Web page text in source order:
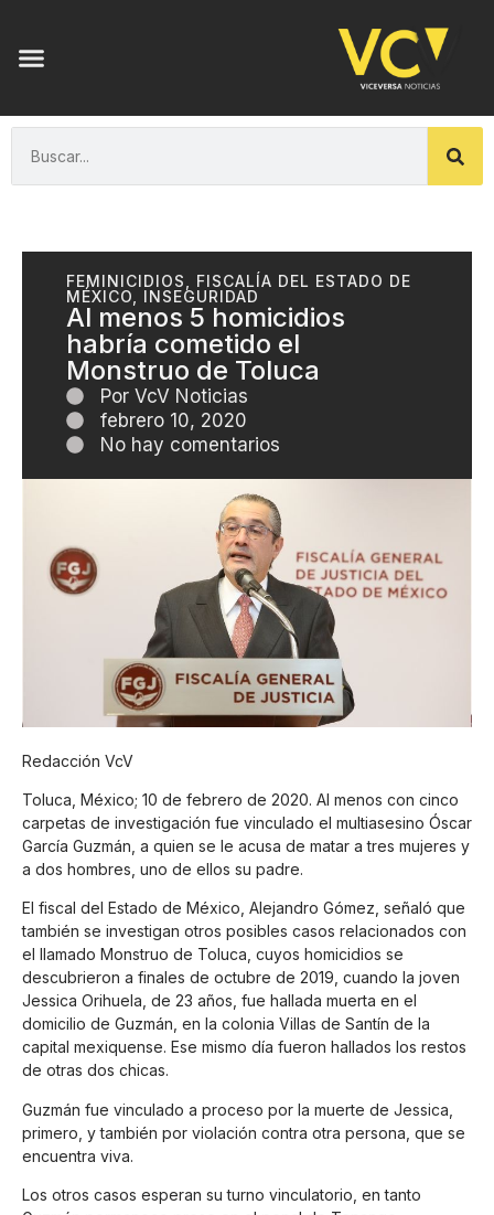
FEMINICIDIOS, FISCALÍA DEL ESTADO DE
MÉXICO, INSEGURIDAD
Al menos 5 homicidios
habría cometido el
Monstruo de Toluca
Por VcV Noticias
febrero 10, 2020
No hay comentarios
Redacción VcV
Toluca, México; 10 de febrero de 2020. Al menos con cinco
carpetas de investigación fue vinculado el multiasesino Óscar
García Guzmán, a quien se le acusa de matar a tres mujeres y
a dos hombres, uno de ellos su padre.
El fiscal del Estado de México, Alejandro Gómez, señaló que
también se investigan otros posibles casos relacionados con
el llamado Monstruo de Toluca, cuyos homicidios se
descubrieron a finales de octubre de 2019, cuando la joven
Jessica Orihuela, de 23 años, fue hallada muerta en el
domicilio de Guzmán, en la colonia Villas de Santín de la
capital mexiquense. Ese mismo día fueron hallados los restos
de otras dos chicas.
Guzmán fue vinculado a proceso por la muerte de Jessica,
primero, y también por violación contra otra persona, que se
encuentra viva.
Los otros casos esperan su turno vinculatorio, en tanto